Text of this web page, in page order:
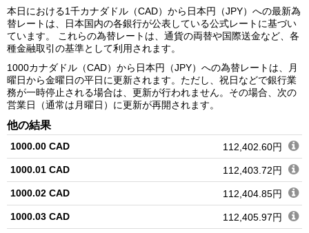
本日における1千カナダドル（CAD）から日本円（JPY）への最新為
替レートは、日本国内の各銀行が公表している公式レートに基づい
ています。 これらの為替レートは、通貨の両替や国際送金など、各
種金融取引の基準として利用されます。
1000カナダドル（CAD）から日本円（JPY）への為替レートは、月
曜日から金曜日の平日に更新されます。ただし、祝日などで銀行業
務が一時停止される場合は、更新が行われません。その場合、次の
営業日（通常は月曜日）に更新が再開されます。
他の結果
1000.00 CAD 112,402.60円
1000.01 CAD 112,403.72円
1000.02 CAD 112,404.85円
1000.03 CAD 112,405.97円